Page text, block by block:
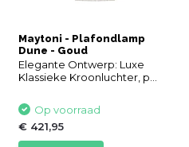
Maytoni - Plafondlamp
Dune - Goud
Elegante Ontwerp: Luxe
Klassieke Kroonluchter, p...
Op voorraad
€ 421,95